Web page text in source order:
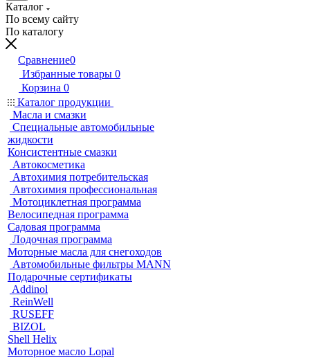
Каталог
По всему сайту
По каталогу
Сравнение0
Избранные товары 0
Корзина 0
Каталог продукции
Масла и смазки
Специальные автомобильные
жидкости
Консистентные смазки
Автокосметика
Автохимия потребительская
Автохимия профессиональная
Мотоциклетная программа
Велосипедная программа
Садовая программа
Лодочная программа
Моторные масла для снегоходов
Автомобильные фильтры MANN
Подарочные сертификаты
Addinol
ReinWell
RUSEFF
BIZOL
Shell Helix
Моторное масло Lopal